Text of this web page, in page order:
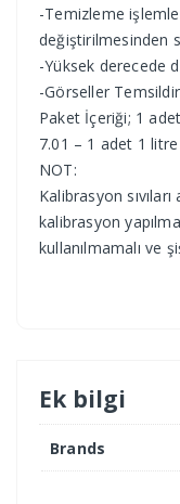
-Temizleme
değiştirilmesinden
-Yüksek derecede
-Görseller Temsildir
Paket İçeriği; 1
7.01 – 1 adet 1
NOT:
Kalibrasyon
kalibrasyon
kullanılmamalı ve
Ek bilgi
Brands